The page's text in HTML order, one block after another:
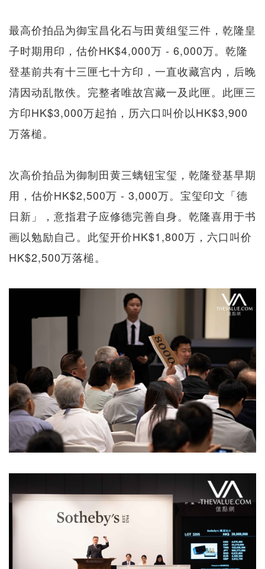
最高价拍品为御宝昌化石与田黄组玺三件，乾隆皇
子时期用印，估价HK$4,000万 - 6,000万。乾隆
登基前共有十三匣七十方印，一直收藏宫内，后晚
清因动乱散佚。完整者唯故宫藏一及此匣。此匣三
方印HK$3,000万起拍，历六口叫价以HK$3,900
万落槌。
次高价拍品为御制田黄三螭钮宝玺，乾隆登基早期
用，估价HK$2,500万 - 3,000万。宝玺印文「德
日新」，意指君子应修德完善自身。乾隆喜用于书
画以勉励自己。此玺开价HK$1,800万，六口叫价
HK$2,500万落槌。